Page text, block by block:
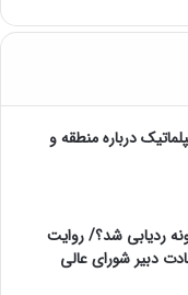
درباره منطقه و
ردیابی شد؟/ روایت
دبیر شورای عالی